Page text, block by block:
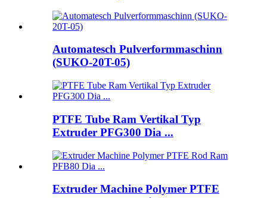
Automatesch Pulverformmaschinn
(SUKO-20T-05)
PTFE Tube Ram Vertikal Typ
Extruder PFG300 Dia ...
Extruder Machine Polymer PTFE